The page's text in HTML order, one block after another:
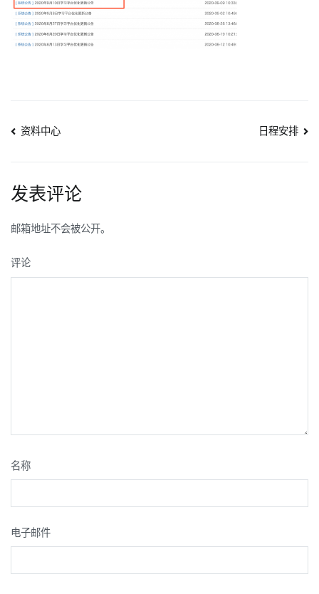
文
导
航
资料中心 日程安排
发表评论
邮箱地址不会被公开。
评论
名称
电子邮件